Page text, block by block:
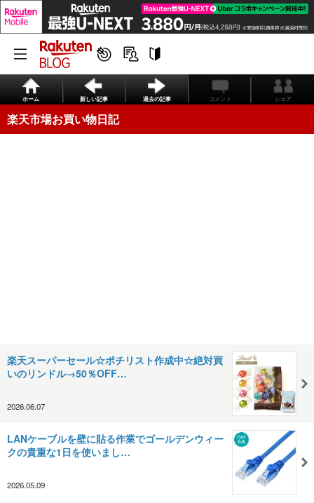
ホーム 新しい記事 過去の記事 コメント シェア
楽天市場お買い物日記
楽天スーパーセール☆ポチリスト作成中☆絶対買
いのリンドル→50％OFF…
2026.06.07
LANケーブルを壁に貼る作業でゴールデンウィー
クの貴重な1日を使いまし…
2026.05.09